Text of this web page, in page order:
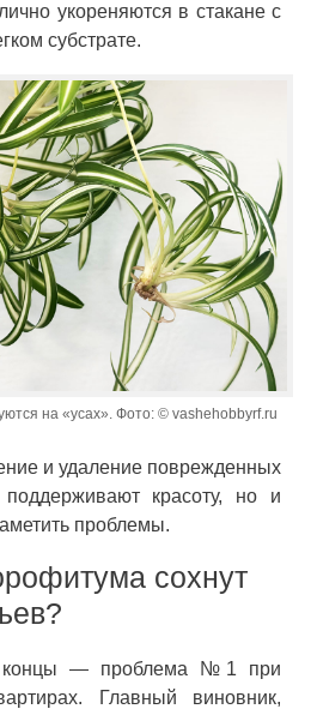
укореняются в стакане с
субстрате.
на «усах». Фото: © vashehobbyrf.ru
и удаление поврежденных
красоту, но и
проблемы.
сохнут
концы — проблема №1 при
Главный виновник,